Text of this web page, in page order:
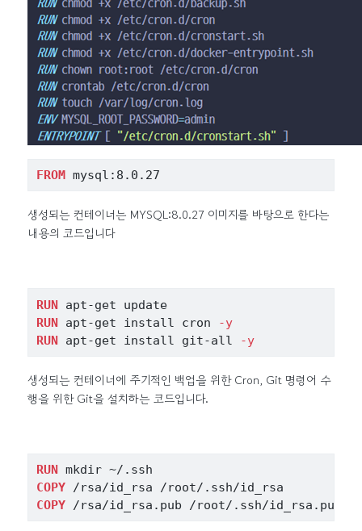
FROM mysql:8.0.27
생성되는 컨테이너는 MYSQL:8.0.27 이미지를 바탕으로 한다는
내용의 코드입니다
RUN apt-get update
RUN apt-get install cron
-y
RUN apt-get install git-all -y
생성되는 컨테이너에 주기적인 백업을 위한 Cron, Git 명령어 수
행을 위한 Git을 설치하는 코드입니다.
RUN mkdir ~/.ssh
COPY /rsa/id_rsa /root/.ssh/id_rsa
COPY /rsa/id_rsa.pub /root/.ssh/id_rsa.pub